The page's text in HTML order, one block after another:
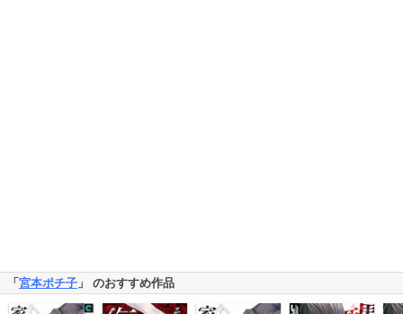
「 宮本ポチ子 」 のおすすめ作品